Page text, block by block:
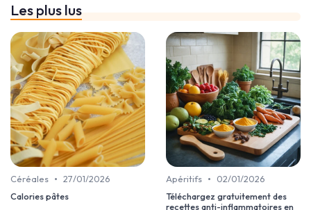
Les plus lus
Céréales • 27/01/2026
Calories pâtes
Apéritifs •
02/01/2026
Téléchargez gratuitement des
recettes anti-inflammatoires en